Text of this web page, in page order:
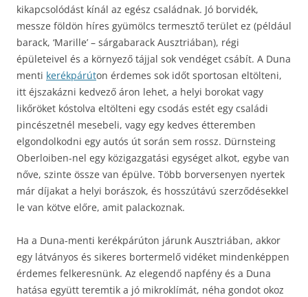
kikapcsolódást kínál az egész családnak. Jó borvidék,
messze földön híres gyümölcs termesztő terület ez (például
barack, ‘Marille’ – sárgabarack Ausztriában), régi
épületeivel és a környező tájjal sok vendéget csábít. A Duna
menti kerékpárúton érdemes sok időt sportosan eltölteni,
itt éjszakázni kedvező áron lehet, a helyi borokat vagy
likőröket kóstolva eltölteni egy csodás estét egy családi
pincészetnél mesebeli, vagy egy kedves étteremben
elgondolkodni egy autós út során sem rossz. Dürnsteing
Oberloiben-nel egy közigazgatási egységet alkot, egybe van
nőve, szinte össze van épülve. Több borversenyen nyertek
már díjakat a helyi borászok, és hosszútávú szerződésekkel
le van kötve előre, amit palackoznak.
Ha a Duna-menti kerékpárúton járunk Ausztriában, akkor
egy látványos és sikeres bortermelő vidéket mindenképpen
érdemes felkeresnünk. Az elegendő napfény és a Duna
hatása együtt teremtik a jó mikroklímát, néha gondot okoz